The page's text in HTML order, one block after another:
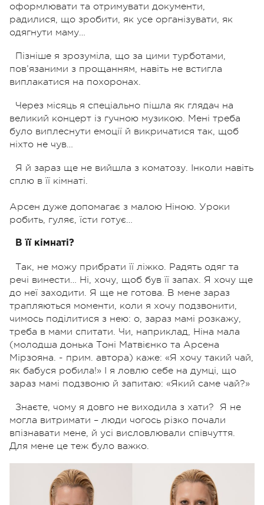
оформлювати та отримувати документи,
радилися, що зробити, як усе організувати, як
одягнути маму…
Пізніше я зрозуміла, що за цими турботами,
пов’язаними з прощанням, навіть не встигла
виплакатися на похоронах.
Через місяць я спеціально пішла як глядач на
великий концерт із гучною музикою. Мені треба
було виплеснути емоції й викричатися так, щоб
ніхто не чув…
Я й зараз ще не вийшла з коматозу. Інколи навіть
сплю в її кімнаті.
Арсен дуже допомагає з малою Ніною. Уроки
робить, гуляє, їсти готує…
В її кімнаті?
Так, не можу прибрати її ліжко. Радять одяг та
речі винести… Ні, хочу, щоб був її запах. Я хочу ще
до неї заходити. Я ще не готова. В мене зараз
трапляються моменти, коли я хочу подзвонити,
чимось поділитися з нею: о, зараз мамі розкажу,
треба в мами спитати. Чи, наприклад, Ніна мала
(молодша донька Тоні Матвієнко та Арсена
Мірзояна. - прим. автора) каже: «Я хочу такий чай,
як бабуся робила!» І я ловлю себе на думці, що
зараз мамі подзвоню й запитаю: «Який саме чай?»
Знаєте, чому я довго не виходила з хати?
Я не
могла витримати – люди чогось різко почали
впізнавати мене, й усі висловлювали співчуття.
Для мене це теж було важко.